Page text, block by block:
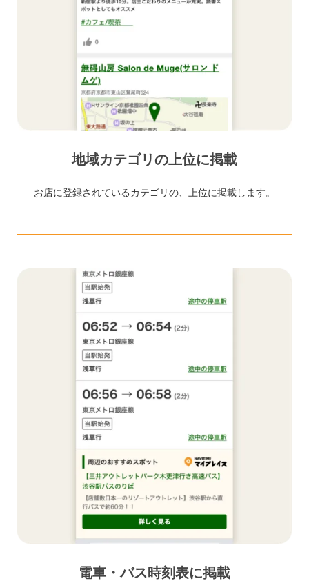
地域カテゴリの上位に掲載
お店に登録されているカテゴリの、上位に掲載します。
電車・バス時刻表に掲載